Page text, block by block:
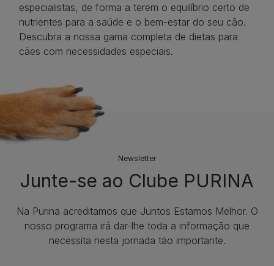
especialistas, de forma a terem o equilíbrio certo de
nutrientes para a saúde e o bem-estar do seu cão.
Descubra a nossa gama completa de dietas para
cães com necessidades especiais.
Newsletter
Junte-se ao Clube PURINA
Na Purina acreditamos que Juntos Estamos Melhor. O
nosso programa irá dar-lhe toda a informação que
necessita nesta jornada tão importante.